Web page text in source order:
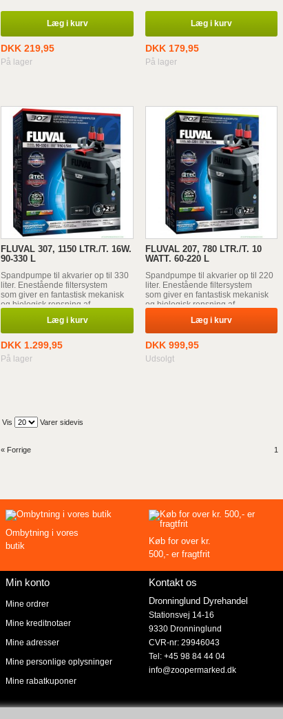
Læg i kurv
DKK 219,95
På lager
Læg i kurv
DKK 179,95
På lager
FLUVAL 307, 1150 LTR./T. 16W.
90-330 L
Spandpumpe til akvarier op til 330
liter. Enestående filtersystem
som giver en fantastisk mekanisk
og biologisk rensning af
Læg i kurv
DKK 1.299,95
På lager
FLUVAL 207, 780 LTR./T. 10
WATT. 60-220 L
Spandpumpe til akvarier op til 220
liter. Enestående filtersystem
som giver en fantastisk mekanisk
og biologisk rensning af
Læg i kurv
DKK 999,95
Udsolgt
Vis Varer sidevis
« Forrige 1
Ombytning i vores
butik
Køb for over kr.
500,- er fragtfrit
Min konto
Mine ordrer
Mine kreditnotaer
Mine adresser
Mine personlige oplysninger
Mine rabatkuponer
Kontakt os
Dronninglund Dyrehandel
Stationsvej 14-16
9330 Dronninglund
CVR-nr: 29946043
Tel: +45 98 84 44 04
info@zoopermarked.dk